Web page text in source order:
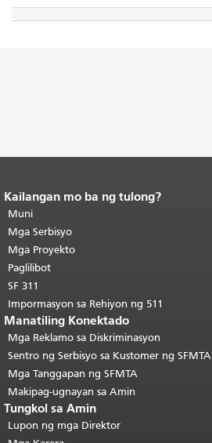
Katapusan ng nilalaman ng
pahina.
pahinang ito ay nauulit sa bawat
pahina.Bumalik sa tuktok ng
pangunahing nilalaman
Kailangan mo ba ng tulong?
Muni
Mga Serbisyo
Mga Proyekto
Paglilibot
SF 311
Impormasyon sa Rehiyon ng 511
Manatiling Konektado
Mga Reklamo sa Diskriminasyon
Sentro ng Serbisyo sa Kustomer ng SFMTA
Mga Tanggapan ng SFMTA
Makipag-ugnayan sa Amin
Tungkol sa Amin
Lupon ng mga Direktor